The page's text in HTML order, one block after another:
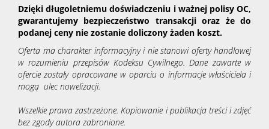
Dzięki długoletniemu doświadczeniu i ważnej polisy OC,
gwarantujemy bezpieczeństwo transakcji oraz że do
podanej ceny nie zostanie doliczony żaden koszt.
Oferta ma charakter informacyjny i nie stanowi oferty handlowej
w rozumieniu przepisów Kodeksu Cywilnego. Dane zawarte w
ofercie zostały opracowane w oparciu o informacje właściciela i
mogą ulec nowelizacji.
Wszelkie prawa zastrzeżone. Kopiowanie i publikacja treści i zdjęć
bez zgody autora zabronione.